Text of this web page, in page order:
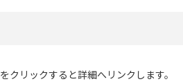
をクリックすると詳細へリンクします。